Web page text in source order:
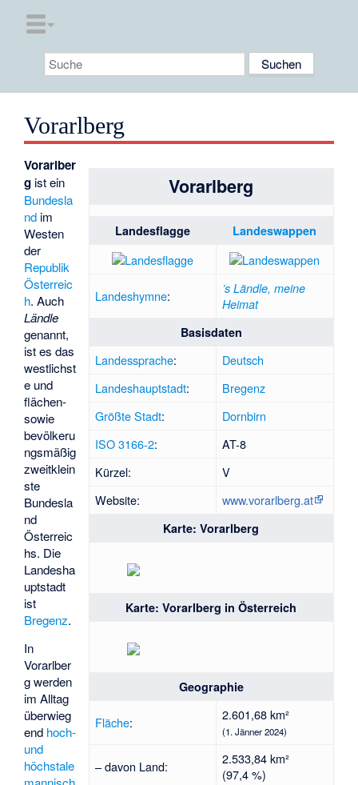
Vorarlberg
Vorarlberg
Landesflagge Landeswappen
Landeshymne:
’s Ländle, meine
Heimat
Basisdaten
Landessprache:
Deutsch
Landeshauptstadt:
Bregenz
Größte Stadt:
Dornbirn
ISO 3166-2:
AT-8
Kürzel:
V
Website:
www.vorarlberg.at
Karte: Vorarlberg
Karte: Vorarlberg in Österreich
Geographie
Fläche: 2.601,68 km²
(1. Jänner 2024)
– davon Land:
2.533,84 km²
(97,4 %)
Vorarlber
g ist ein
Bundesla
nd im
Westen
der
Republik
Österreic
h. Auch
Ländle
genannt,
ist es das
westlichst
e und
flächen-
sowie
bevölkeru
ngsmäßig
zweitklein
ste
Bundesla
nd
Österreic
hs. Die
Landesha
uptstadt
ist
Bregenz.
In
Vorarlber
g werden
im Alltag
überwieg
end hoch-
und
höchstale